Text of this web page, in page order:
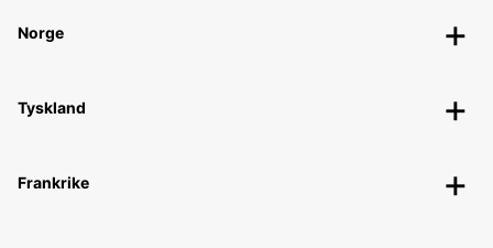
Norge
Tyskland
Frankrike